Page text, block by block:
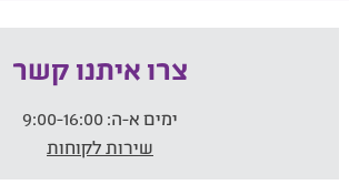
צרו איתנו קשר
ימים א-ה:
שירות לקוחות